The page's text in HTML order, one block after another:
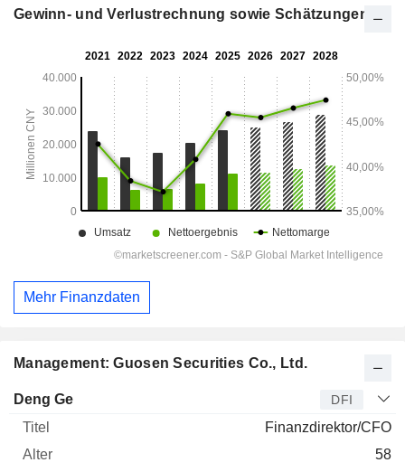
Management: Guosen Securities Co., Ltd.
Manager
Deng Ge DFI
Finanzdirektor/CFO
58
Gewinn- und Verlustrechnung sowie Schätzungen
Mehr Finanzdaten